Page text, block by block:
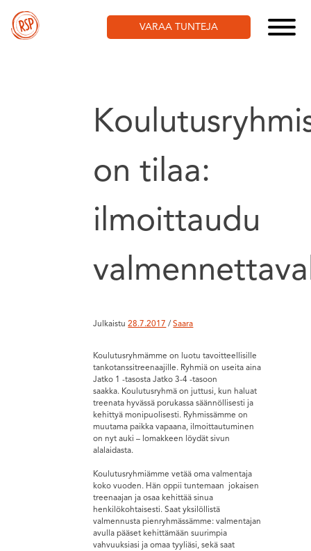
content
VARAA TUNTEJA
on tilaa:
ilmoittaudu
Julkaistu28.7.2017 /Saara
Koulutusryhmämme on luotu tavoitteellisille
tankotanssitreenaajille. Ryhmiä on useita aina
Jatko 1 -tasosta Jatko 3-4 -tasoon
saakka. Koulutusryhmä on juttusi, kun haluat
treenata hyvässä porukassa säännöllisesti ja
kehittyä monipuolisesti. Ryhmissämme on
muutama paikka vapaana, ilmoittautuminen
on nyt auki – lomakkeen löydät sivun
alalaidasta.
Koulutusryhmiämme vetää oma valmentaja
koko vuoden. Hän oppii tuntemaan jokaisen
treenaajan ja osaa kehittää sinua
henkilökohtaisesti. Saat yksilöllistä
valmennusta pienryhmässämme: valmentajan
avulla pääset kehittämään suurimpia
vahvuuksiasi ja omaa tyyliäsi, sekä saat